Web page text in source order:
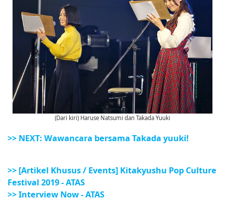
(Dari kiri) Haruse Natsumi dan Takada Yuuki
>> NEXT: Wawancara bersama Takada yuuki!
>> [Artikel Khusus / Events] Kitakyushu Pop Culture
Festival 2019 - ATAS
>> Interview Now - ATAS